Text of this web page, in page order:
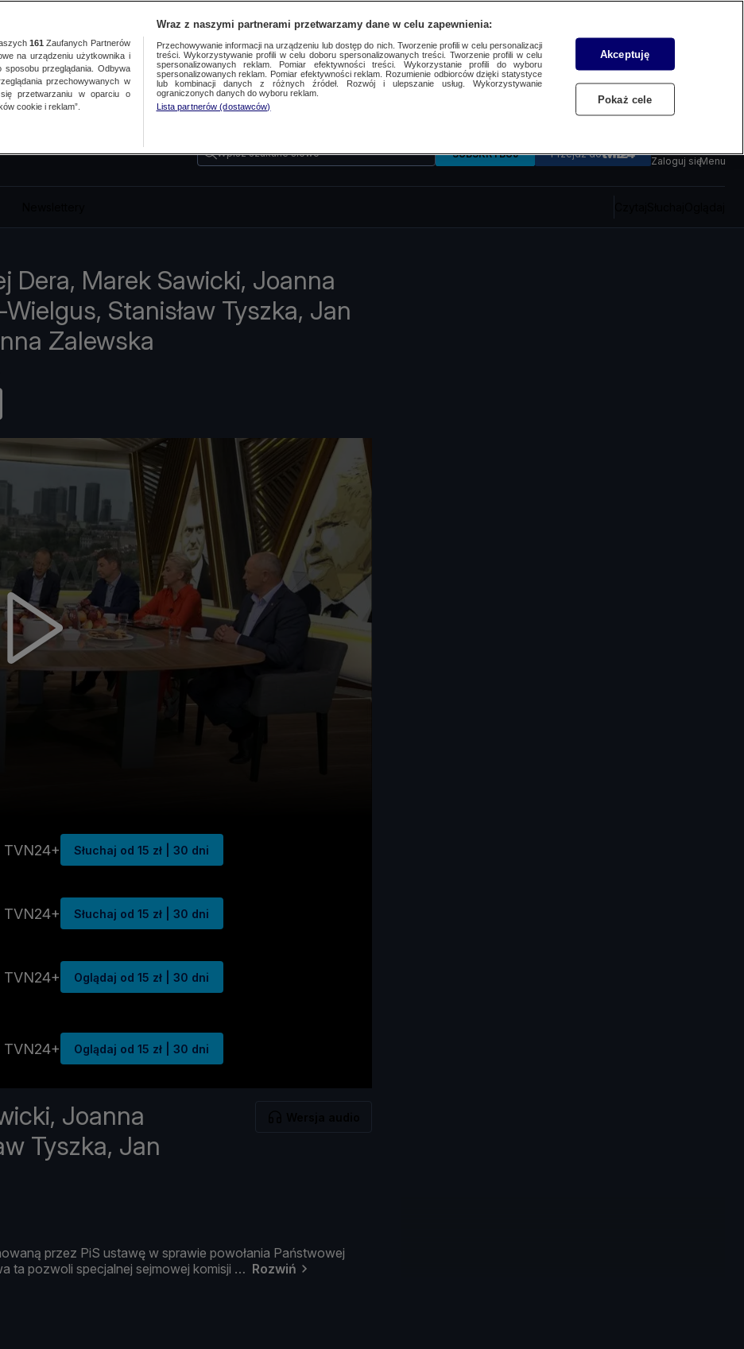
Wpisz szukane słowo SUBSKRYBUJ Przejdź do
Zaloguj sięMenu
Dera, Marek Sawicki, Joanna
Stanisław Tyszka, Jan
Zalewska
TVN24+ Słuchaj od 15 zł | 30 dni
TVN24+ Słuchaj od 15 zł | 30 dni
TVN24+ Oglądaj od 15 zł | 30 dni
TVN24+ Oglądaj od 15 zł | 30 dni
Joanna
Tyszka, Jan
przez PiS ustawę w sprawie powołania Państwowej
ta pozwoli specjalnej sejmowej komisji Rozwiń
161 Zaufanych Partnerów
na urządzeniu użytkownika i
przeglądania. Odbywa
przechowywanych w
przetwarzaniu w oparciu o
cookie i reklam”.
Wraz z naszymi partnerami przetwarzamy dane w celu zapewnienia:
Przechowywanie informacji na urządzeniu lub dostęp do nich. Tworzenie profili w celu personalizacji
treści. Wykorzystywanie profili w celu doboru spersonalizowanych treści. Tworzenie profili w celu
spersonalizowanych reklam. Pomiar efektywności treści. Wykorzystanie profili do wyboru
spersonalizowanych reklam. Pomiar efektywności reklam. Rozumienie odbiorców dzięki statystyce
lub kombinacji danych z różnych źródeł. Rozwój i ulepszanie usług. Wykorzystywanie
ograniczonych danych do wyboru reklam.
Lista partnerów (dostawców)
Akceptuję
Pokaż cele